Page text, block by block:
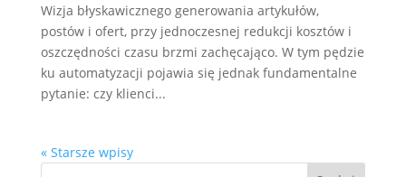
Wizja błyskawicznego generowania artykułów,
postów i ofert, przy jednoczesnej redukcji kosztów i
oszczędności czasu brzmi zachęcająco. W tym pędzie
ku automatyzacji pojawia się jednak fundamentalne
pytanie: czy klienci...
« Starsze wpisy